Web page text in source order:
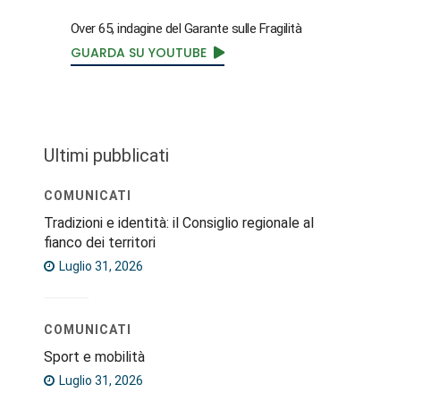
Over 65, indagine del Garante sulle Fragilità
GUARDA SU YOUTUBE
Ultimi pubblicati
COMUNICATI
Tradizioni e identità: il Consiglio regionale al
fianco dei territori
Luglio 31, 2026
COMUNICATI
Sport e mobilità
Luglio 31, 2026